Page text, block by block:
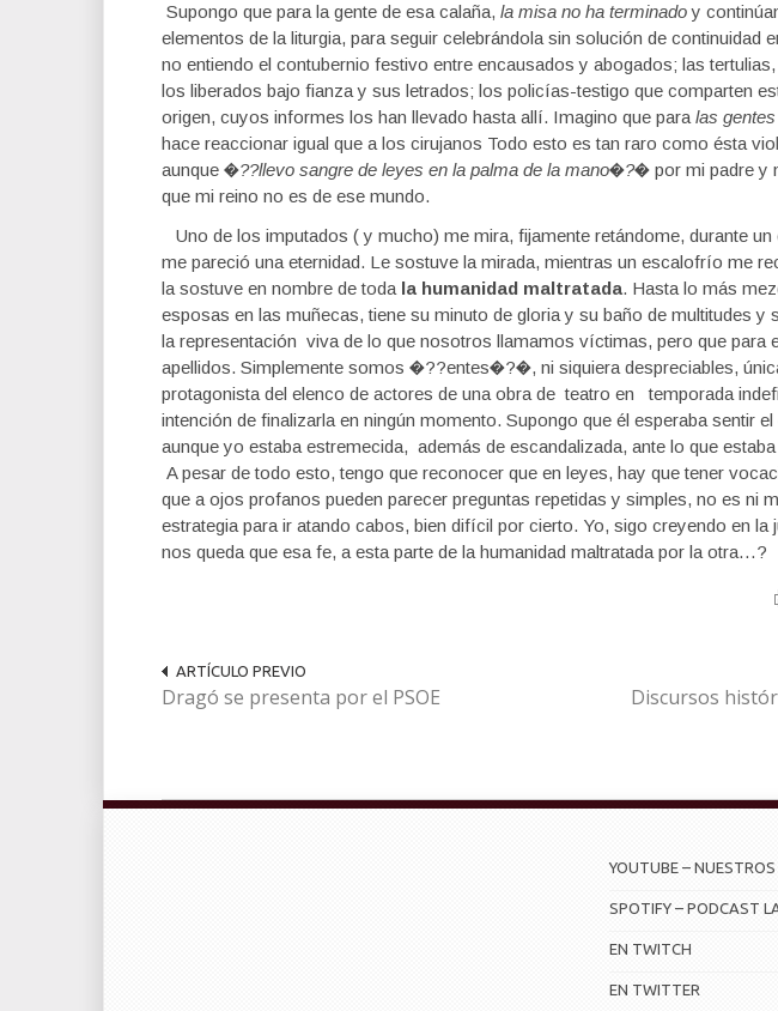
Supongo que para la gente de esa calaña, la misa no ha terminadoy
elementos de la liturgia, para seguir celebrándola sin solución de continuidad
no entiendo el contubernio festivo entre encausados y abogados; las
los liberados bajo fianza y sus letrados; los policías-testigo que comparten
origen, cuyos informes los han llevado hasta allí. Imagino que para las
hace reaccionar igual que a los cirujanos Todo esto es tan raro como ésta
aunque �??llevo sangre de leyes en la palma de la mano�?� por mi padre y
que mi reino no es de ese mundo.
Uno de los imputados ( y mucho) me mira, fijamente retándome, durante
me pareció una eternidad. Le sostuve la mirada, mientras un escalofrío me
la sostuve en nombre de toda la humanidad maltratada. Hasta lo más
esposas en las muñecas, tiene su minuto de gloria y su baño de multitudes y
la representación viva de lo que nosotros llamamos víctimas, pero que para
apellidos. Simplemente somos �??entes�?�, ni siquiera despreciables,
protagonista del elenco de actores de una obra de teatro en temporada
intención de finalizarla en ningún momento. Supongo que él esperaba sentir
aunque yo estaba estremecida, además de escandalizada, ante lo que
A pesar de todo esto, tengo que reconocer que en leyes, hay que tener
que a ojos profanos pueden parecer preguntas repetidas y simples, no es ni
estrategia para ir atando cabos, bien difícil por cierto. Yo, sigo creyendo en la
nos queda que esa fe, a esta parte de la humanidad maltratada por la otra…?
ARTÍCULO PREVIO
Dragó se presenta por el PSOE
Discursos
YOUTUBE –
SPOTIFY – PODCAST
EN TWITCH
EN TWITTER